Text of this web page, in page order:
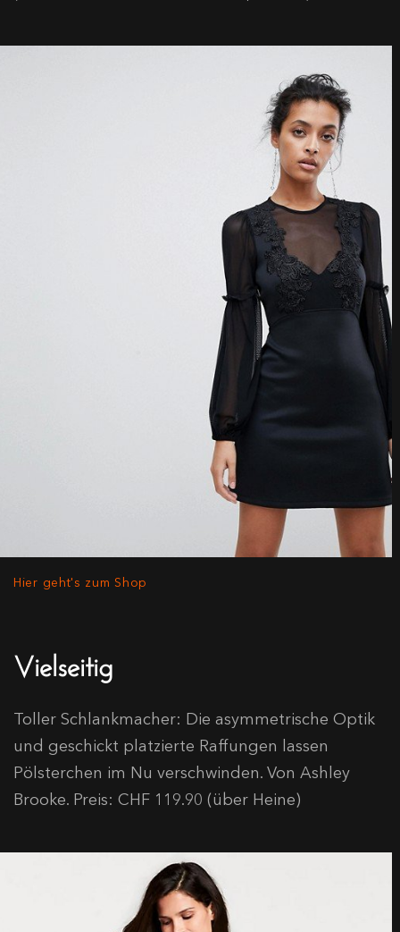
Hier geht's zum Shop
Vielseitig
Toller Schlankmacher: Die asymmetrische Optik
und geschickt platzierte Raffungen lassen
Pölsterchen im Nu verschwinden. Von Ashley
Brooke. Preis: CHF 119.90 (über Heine)